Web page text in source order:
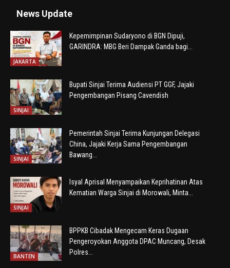
News Update
JAKARTA
Kepemimpinan Sudaryono di BGN Dipuji,
GARINDRA: MBG Beri Dampak Ganda bagi...
SINJAI
Bupati Sinjai Terima Audiensi PT GGF, Jajaki
Pengembangan Pisang Cavendish
SINJAI
Pemerintah Sinjai Terima Kunjungan Delegasi
China, Jajaki Kerja Sama Pengembangan
Bawang...
SINJAI
Isyal Aprisal Menyampaikan Keprihatinan Atas
Kematian Warga Sinjai di Morowali, Minta...
BANTEN
BPPKB Cibadak Mengecam Keras Dugaan
Pengeroyokan Anggota DPAC Muncang, Desak
Polres...